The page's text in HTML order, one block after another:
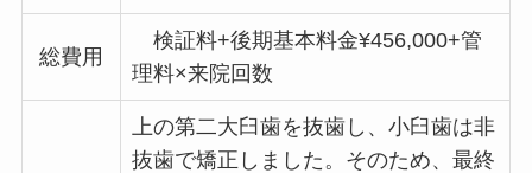
総費用
検証料+後期基本料金¥456,000+管
理料×来院回数
上の第二大臼歯を抜歯し、小臼歯は非
抜歯で矯正しました。そのため、最終